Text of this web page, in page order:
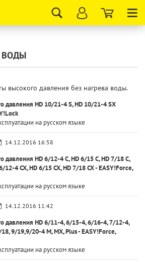
ВОДЫ
высокого давления без нагрева воды.
давления HD 10/21-4 S, HD 10/21-4 SX
на русском языке
14.12.2016 16:58
давления HD 6/12-4 C, HD 6/15 C, HD 7/18 C,
12-4 CX, HD 6/15 CX, HD 7/18 CX - EASY!Force,
на русском языке
14.12.2016 11:42
давления HD 6/11-4, 6/15-4, 6/16-4, 7/12-4,
9/19,9/20-4 M, MX, Plus - EASY!Force,
на русском языке